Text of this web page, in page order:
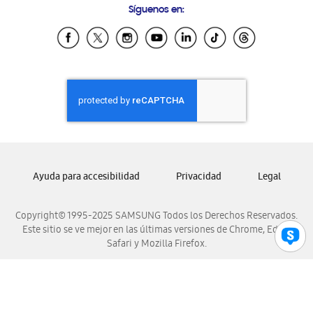
Samsung Ecuador
Samsung El Salvador
Samsung Honduras
Samsung Nicaragua
Samsung Panamá
Samsung Venezuela
Síguenos en:
Copyright© 1995-2025 SAMSUNG Todos los Derechos Reservados.
Este sitio se ve mejor en las últimas versiones de Chrome, Edge,
Safari y Mozilla Firefox.
Ayuda para accesibilidad Privacidad Legal